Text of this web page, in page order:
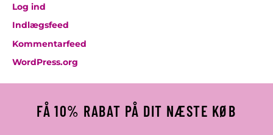
Log ind
Indlægsfeed
Kommentarfeed
WordPress.org
FÅ 10% RABAT PÅ DIT NÆSTE KØB